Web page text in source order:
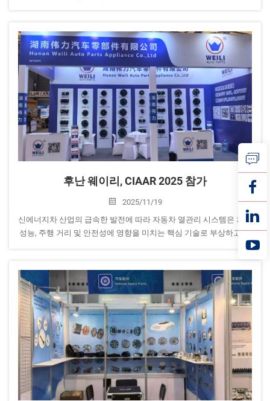
후난 웨이리, CIAAR 2025 참가
2025/11/19
신에너지차 산업의 급속한 발전에 따라 자동차 열관리 시스템은 차량
성능, 주행 거리 및 안전성에 영향을 미치는 핵심 기술로 부상하고 있
습니다. CIAAR 2025은 바로 이러한 목적을 위해 마련된 전시회입니